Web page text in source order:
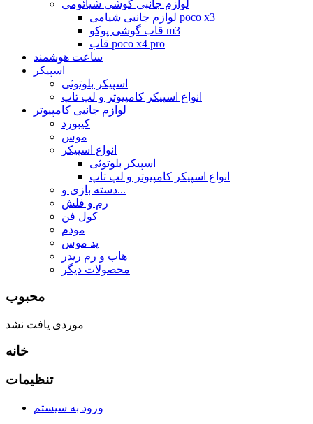
لوازم جانبی گوشی شیائومی
لوازم جانبی شیامی poco x3
قاب گوشی پوکو m3
قاب poco x4 pro
ساعت هوشمند
اسپیکر
اسپیکر بلوتوثی
انواع اسپیکر کامپیوتر و لپ تاپ
لوازم جانبی کامپیوتر
کیبورد
موس
انواع اسپیکر
اسپیکر بلوتوثی
انواع اسپیکر کامپیوتر و لپ تاپ
دسته بازی و...
رم و فلش
کول فن
مودم
پد موس
هاب و رم ریدر
محصولات دیگر
محبوب
موردی یافت نشد
خانه
تنظیمات
ورود به سیستم